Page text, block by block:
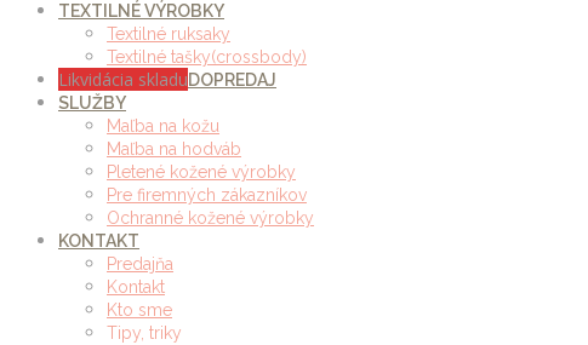
TEXTILNÉ VÝROBKY
Textilné ruksaky
Textilné tašky(crossbody)
Likvidácia skladuDOPREDAJ
SLUŽBY
Maľba na kožu
Maľba na hodváb
Pletené kožené výrobky
Pre firemných zákazníkov
Ochranné kožené výrobky
KONTAKT
Predajňa
Kontakt
Kto sme
Tipy, triky